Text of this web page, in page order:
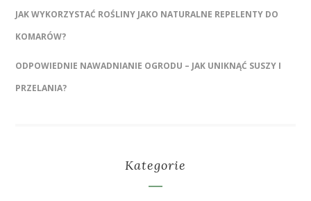
JAK WYKORZYSTAĆ ROŚLINY JAKO NATURALNE REPELENTY DO
KOMARÓW?
ODPOWIEDNIE NAWADNIANIE OGRODU – JAK UNIKNĄĆ SUSZY I
PRZELANIA?
Kategorie